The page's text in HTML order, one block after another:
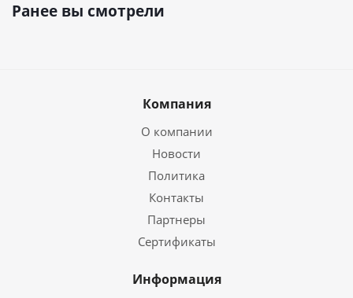
Ранее вы смотрели
Компания
О компании
Новости
Политика
Контакты
Партнеры
Сертификаты
Информация